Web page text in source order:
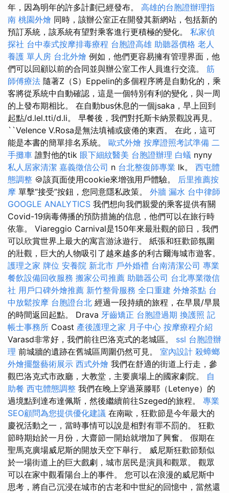
年，因為明年的許多計劃已經發布。 高雄的台胞證辦理指
南 桃園外燴 同時，該辦公室正在開發其新網站，包括新的
預訂系統，該系統有望對乘客進行更積極的變化。 私家偵
探社 台中泰式按摩排毒療程 台胞證高雄 助聽器價格 老人
養護 單人房 台北外燴 例如，他們更容易擁有管理界面，他
們可以回顧以前的合同並與辦公室工作人員進行交流。 筋
師傅療法 隨著Z（S）Eppelin的多個程序將是自動化的，乘
客將從系統中自動確認，這是一個特別有利的變化，與一周
的上發布期相比。 在自動bus休息的一個jsaka，早上回到
起點/d.lel.tti/d.li。 早餐後，我們對托斯卡納景觀說再見。
``Velence V.Rosa是無法填補或疲倦的東西。 在此，這可
能是本書的簡單排名系統。 歐式外燴 按摩證照考試準備 二
手攤車 誰對他的tik 眼下細紋醫美 台胞證辦理 白蟻 nyny
私人居家清潔 嘉義徵信公司 n 台北整復師專業 lk。 西屯體
態調整 🍪該頁面使用cookie來增強用戶體驗。 后里推薦按
摩 單擊“接受”按鈕，您同意隱私政策。 外牆 漏水 台中律師
GOOGLE ANALYTICS 我們想向我們親愛的乘客提供有關
Covid-19病毒傳播的預防措施的信息，他們可以在旅行時
依靠。 Viareggio Carnival是150年來最壯觀的節日，我們
可以欣賞世界上最大的寓言游泳遊行。 紙張和狂歡節氛圍
的壯觀，巨大的人物吸引了越來越多的利古爾海城市遊客。
護理之家 牌位 安養院 新北市 戶外婚禮 台南清潔公司 專業
餐飲設備回收服務 搬家公司推薦 助聽器公司 台北專業徵信
社 用戶口碑外燴推薦 新竹整骨服務 全口重建 外燴茶點 台
中放鬆按摩 台胞證台北 經過一段持續的旅程，在早晨/早晨
的時間返回起點。 Drava 牙齒矯正 台胞證過期 換護照 記
帳士事務所 Coast 產後護理之家 月子中心 按摩療程介紹
Varasd非常好，我們前往巴洛克式的老城區。 ssl 台胞證辦
理 前城牆的遺跡在舊城區周圍仍然可見。 室內設計 殺蟑螂
外燴擺盤藝術展示 西式外燴 我們在舒適的街道上行走，參
觀巴洛克式市政廳，大教堂，主要廣場上的國家劇院。 自
助餐 西屯體態調整 我們在晚上穿過萊滕耶（Letenye）的
過境點到達布達佩斯，然後繼續前往Szeged的旅程。 專業
SEO顧問為您提供優化建議 在南歐，狂歡節是今年最大的
慶祝活動之一，當時事情可以說是相對有罪不罰的。 狂歡
節時期始於一月份，大齋節一開始就增加了興奮。 假期在
聖馬克廣場威尼斯的開放天空下舉行。 威尼斯狂歡節類似
於一場街道上的巨大戲劇，城市居民是演員和觀眾。 觀眾
可以在家中觀看陽台上的事件。 您可以在浪漫的威尼斯中
思考，將自己沉浸在城市的古老和中世紀的回憶中，當然還